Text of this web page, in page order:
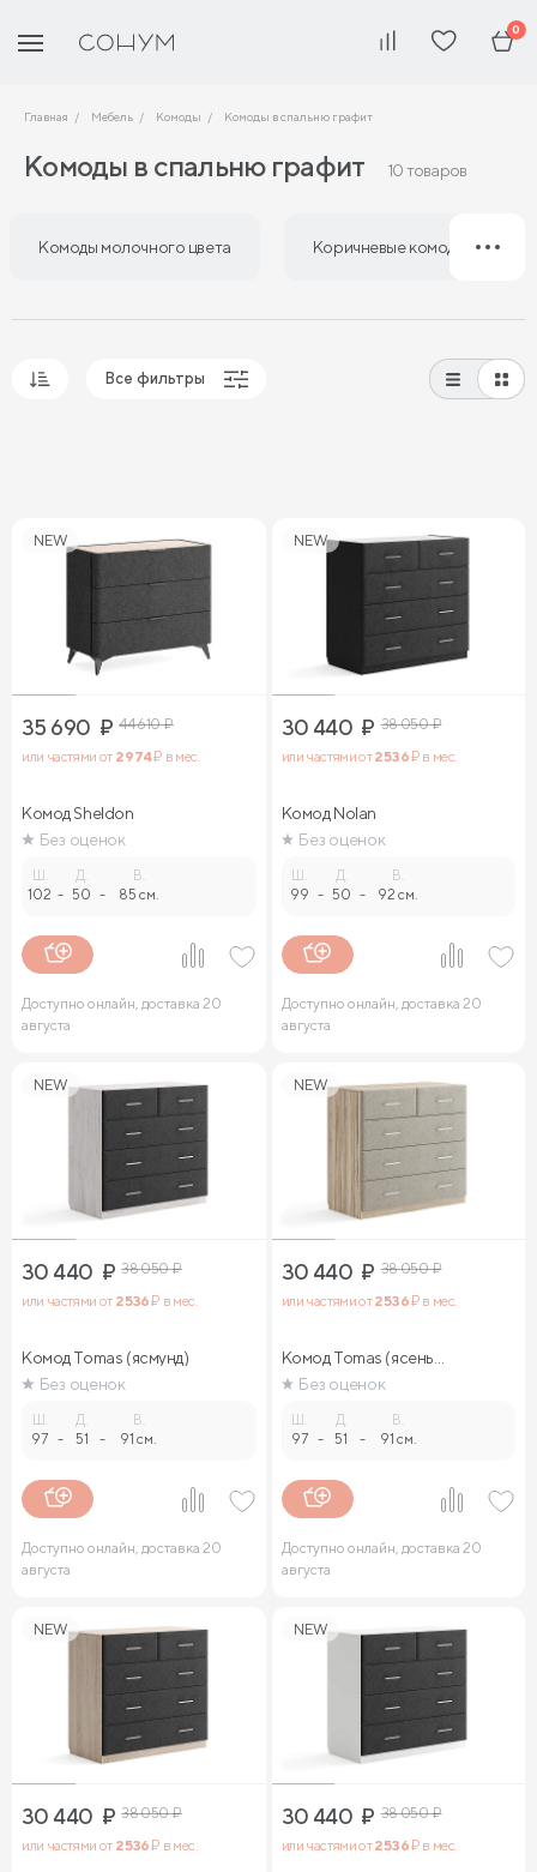
0
Главная Мебель Комоды Комоды в спальню графит
Комоды в спальню графит 10 товаров
Комоды молочного цвета Коричневые комоды в
Все фильтры
NEW
35 690 ₽ 44 610₽
или частями от 2 974₽ в мес.
Комод Sheldon
Без оценок
Ш.
102 -
Д.
50 -
В.
85 см.
Доступно онлайн, доставка 20
августа
NEW
30 440 ₽ 38 050₽
или частями от2 536₽ в мес.
Комод Nolan
Без оценок
Ш.
99 -
Д.
50 -
В.
92 см.
Доступно онлайн, доставка 20
августа
NEW
30 440 ₽ 38 050₽
или частями от 2 536₽ в мес.
Комод Tomas (ясмунд)
Без оценок
97 -
Д.
51 -
В.
91 см.
Доступно онлайн, доставка 20
августа
NEW
30 440 ₽ 38 050₽
или частями от2 536₽ в мес.
Комод Tomas (ясень
ориноко)
Без оценок
97 -
Д.
51 -
В.
91 см.
Доступно онлайн, доставка 20
августа
NEW
30 440 ₽ 38 050₽
или частями от 2 536₽ в мес.
NEW
30 440 ₽ 38 050₽
или частями от2 536₽ в мес.